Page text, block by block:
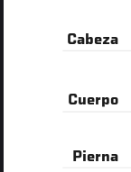
Cabeza
Cuerpo
Pierna